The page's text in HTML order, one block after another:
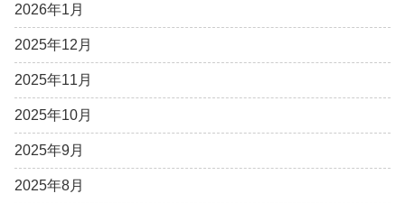
2026年1月
2025年12月
2025年11月
2025年10月
2025年9月
2025年8月